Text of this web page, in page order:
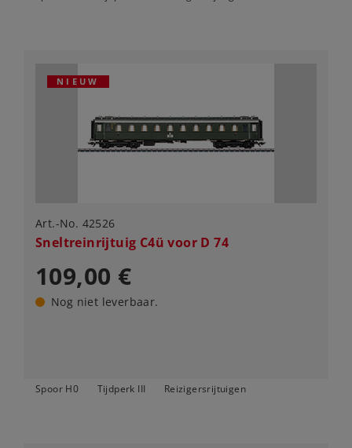
NIEUW
Art.-No. 42526
Sneltreinrijtuig C4ü voor D 74
109,00 €
Nog niet leverbaar.
Spoor H0 Tijdperk III Reizigersrijtuigen